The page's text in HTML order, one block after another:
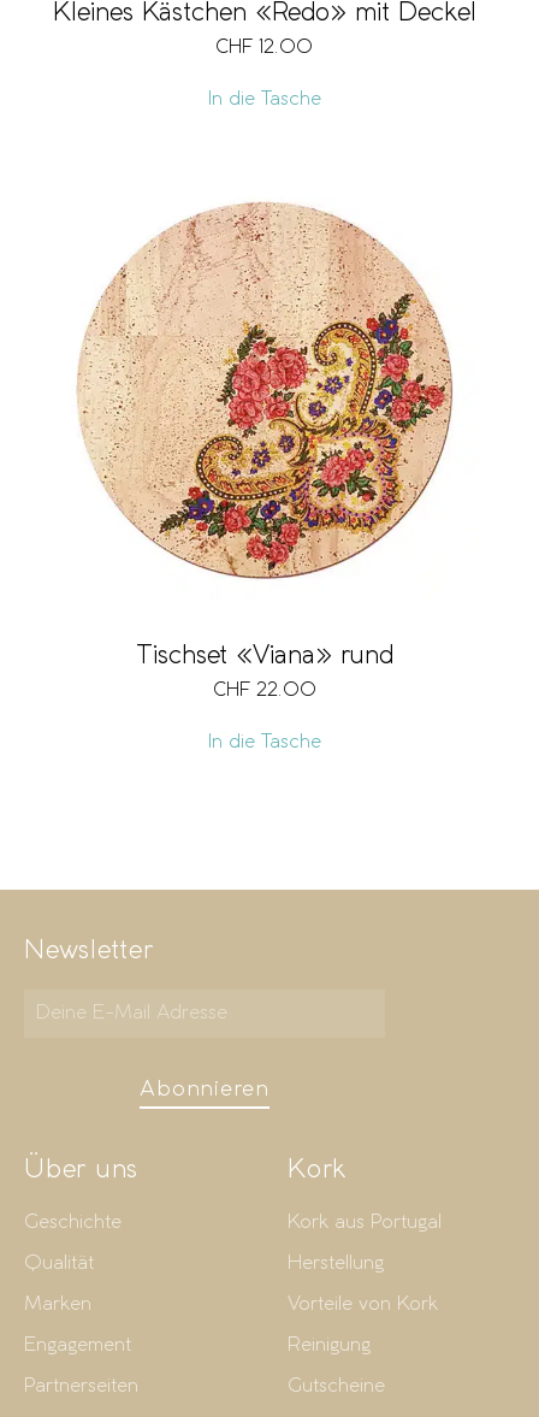
Kleines Kästchen «Redo» mit Deckel
CHF 12.00
In die Tasche
Tischset «Viana» rund
CHF 22.00
In die Tasche
Newsletter
Abonnieren
Über uns
Geschichte
Qualität
Marken
Engagement
Partnerseiten
Kork
Kork aus Portugal
Herstellung
Vorteile von Kork
Reinigung
Gutscheine